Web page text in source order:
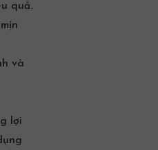
quả.
và
lợi